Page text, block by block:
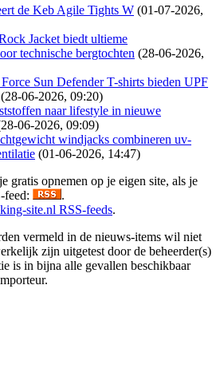
de Keb Agile Tights W (01-07-2026,
Jacket biedt ultieme
technische bergtochten (28-06-2026,
Sun Defender T-shirts bieden UPF
(28-06-2026, 09:20)
naar lifestyle in nieuwe
06-2026, 09:09)
windjacks combineren uv-
(01-06-2026, 14:47)
gratis opnemen op je eigen site, als je
feed:
.
site.nl RSS-feeds.
vermeld in de nieuws-items wil niet
zijn uitgetest door de beheerder(s)
is in bijna alle gevallen beschikbaar